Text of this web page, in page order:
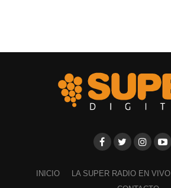
INICIO LA SUPER RADIO EN VIVO